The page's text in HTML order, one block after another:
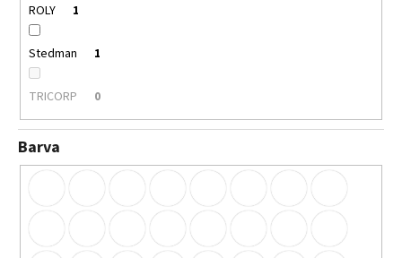
ROLY 1
Stedman 1
TRICORP 0
Barva